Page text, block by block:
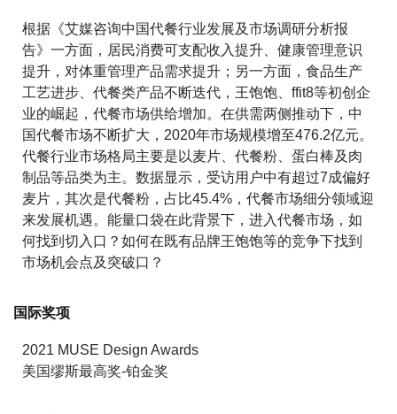
根据《艾媒咨询中国代餐行业发展及市场调研分析报
告》一方面，居民消费可支配收入提升、健康管理意识
提升，对体重管理产品需求提升；另一方面，食品生产
工艺进步、代餐类产品不断迭代，王饱饱、ffit8等初创企
业的崛起，代餐市场供给增加。在供需两侧推动下，中
国代餐市场不断扩大，2020年市场规模增至476.2亿元。
代餐行业市场格局主要是以麦片、代餐粉、蛋白棒及肉
制品等品类为主。数据显示，受访用户中有超过7成偏好
麦片，其次是代餐粉，占比45.4%，代餐市场细分领域迎
来发展机遇。能量口袋在此背景下，进入代餐市场，如
何找到切入口？如何在既有品牌王饱饱等的竞争下找到
市场机会点及突破口？
国际奖项
2021 MUSE Design Awards
美国缪斯最高奖-铂金奖